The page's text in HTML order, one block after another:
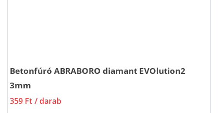
Betonfúró ABRABORO diamant EVOlution2
3mm
359 Ft / darab